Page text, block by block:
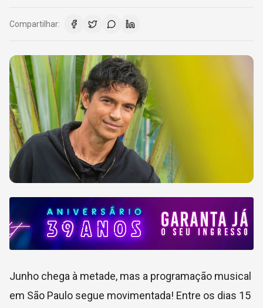
Compartilhar:
Junho chega à metade, mas a programação musical
em São Paulo segue movimentada! Entre os dias 15